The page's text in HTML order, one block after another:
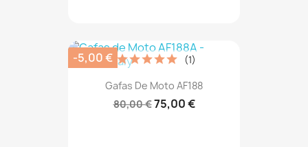
Gafas De Moto AF188
80,00 €75,00 €
(1)
-5,00 €